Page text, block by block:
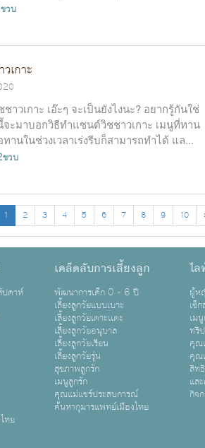
วบ
เกาะ
วเกาะ เอ๊ะๆ จะเป็นยังไงนะ? อยากรู้กันใช่
ะมาบอกวิธีทำแซนด์วิชชาวเกาะ เมนูที่ทาน
านในช่วงเวลาเร่งรีบก็สามารถทำได้ แล...
ขวบ
1 2 3 4 5 6 7 8 9 10
ดาห์
ทย
เคล็ดลับการเลี้ยงลูก
พัฒนาการเด็ก 0 - 6 ปี
เลี้ยงลูกวัยแบบเบาะ
เลี้ยงลูกวัยเตาะเเตะ
เลี้ยงลูกวัยอนุบาล
เลี้ยงลูกวัยเรียน
เลี้ยงลูกวัยรุ่น
สุขภาพลูกรัก
เมนูลูกรัก
คุณแม่แชร์ประสบการณ์
ค้นหากุมารแพทย์เมืองไทย
ไ
ผู้ห
เซ็
เม
ทริ
คุณ
คุณ
สิท
แล
กิจ